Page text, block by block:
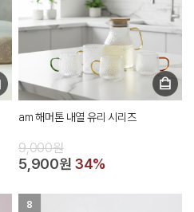
am 해머톤 내열 유리 시리즈
9,000원
5,900원 34%
8